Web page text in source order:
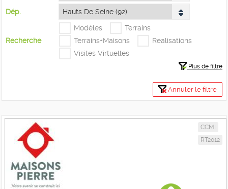
Dép.
Recherche
Modéles
Terrains
Terrains+Maisons
Réalisations
Visites Virtuelles
Plus de filtre
Annuler le filtre
CCMI
RT2012